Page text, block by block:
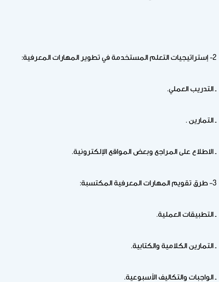
2- إستراتيجيات التعلم المستخدمة في تطوير المهارات المعرفية:
ـ التدريب العملي.
ـ التمارين .
ـ الاطلاع على المراجع وبعض المواقع الإلكترونية.
3– طرق تقويم المهارات المعرفية المكتسبة:
ـ التطبيقات العملية.
ـ التمارين الكلامية والكتابية.
ـ الواجبات والتكاليف الأسبوعية.